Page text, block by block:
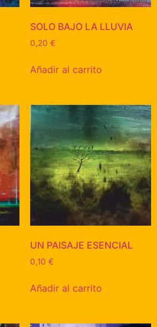
SOLO BAJO LA LLUVIA
0,20 €
Añadir al carrito
UN PAISAJE ESENCIAL
0,10 €
Añadir al carrito